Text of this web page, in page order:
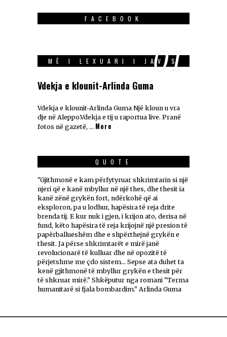
FACEBOOK
MË I LEXUARI I JAVES
01
Vdekja e klounit-Arlinda Guma
Vdekja e klounit-Arlinda Guma Një kloun u vra
dje në Aleppo.Vdekja e tij u raportua live. Pranë
fotos në gazetë, … More
QUOTE
"Gjithmonë e kam përfytyruar shkrimtarin si një
njeri që e kanë mbyllur në një thes, dhe thesit ia
kanë zënë grykën fort, ndërkohë që ai
eksploron, pa u lodhur, hapësira të reja drite
brenda tij. E kur nuk i gjen, i krijon ato, derisa në
fund, këto hapësira të reja krijojnë një presion të
papërballueshëm dhe e shpërthejnë grykën e
thesit. Ja përse shkrimtarët e mirë janë
revolucionarë të kulluar dhe në opozitë të
përjetshme me çdo sistem... Sepse ata duhet ta
kenë gjithmonë të mbyllur grykën e thesit për
të shkruar mirë." Shkëputur nga romani "Terma
humanitarë si fjala bombardim." Arlinda Guma